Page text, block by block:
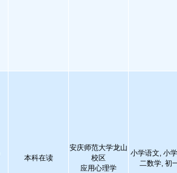
本科在读
安庆师范大学龙山
校区
应用心理学
小学语文, 小
二数学, 初